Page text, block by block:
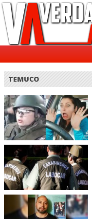
TEMUCO